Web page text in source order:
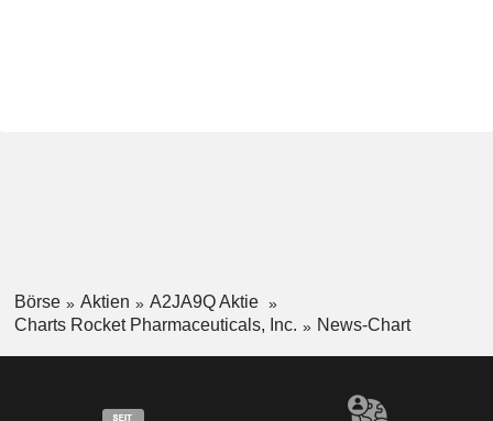
Börse Aktien
A2JA9Q Aktie
Charts Rocket Pharmaceuticals, Inc.
News-Chart